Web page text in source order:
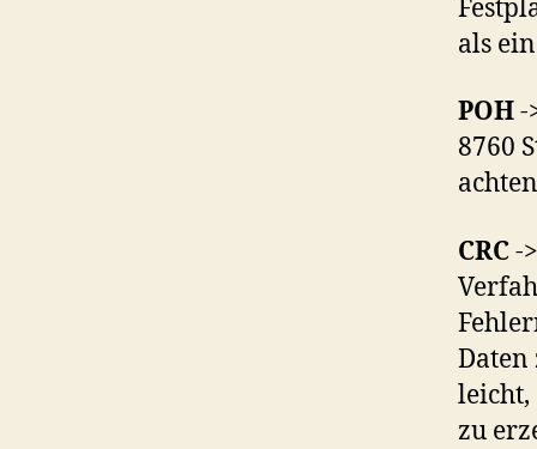
als
POH-
8760
CRC-
Daten
leicht,
zu